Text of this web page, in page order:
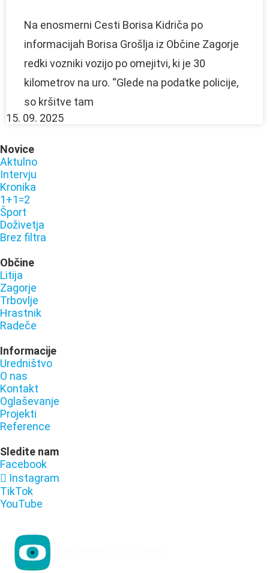
Na enosmerni Cesti Borisa Kidriča po
informacijah Borisa Grošlja iz Občine Zagorje
redki vozniki vozijo po omejitvi, ki je 30
kilometrov na uro. “Glede na podatke policije,
so kršitve tam
15. 09. 2025
Novice
Aktulno
Intervju
Kronika
1+1=2
Šport
Doživetja
Brez filtra
Občine
Litija
Zagorje
Trbovlje
Hrastnik
Radeče
Informacije
Uredništvo
O nas
Kontakt
Oglaševanje
Projekti
Reference
Sledite nam
Facebook
Instagram
TikTok
YouTube